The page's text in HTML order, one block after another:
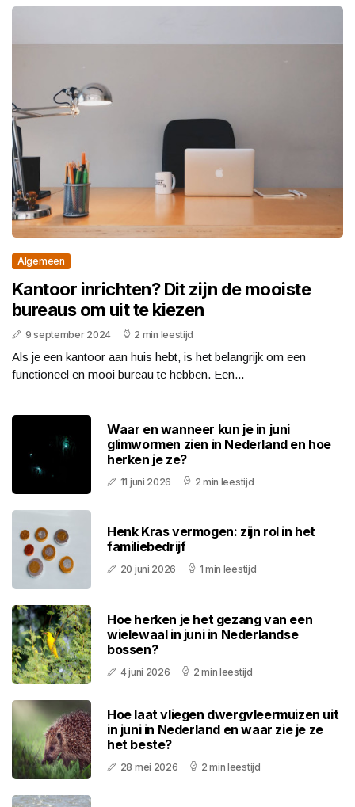
Algemeen
Kantoor inrichten? Dit zijn de mooiste
bureaus om uit te kiezen
9 september 2024 2 min leestijd
Als je een kantoor aan huis hebt, is het belangrijk om een
functioneel en mooi bureau te hebben. Een...
Waar en wanneer kun je in juni
glimwormen zien in Nederland en hoe
herken je ze?
11 juni 2026 2 min leestijd
Henk Kras vermogen: zijn rol in het
familiebedrijf
20 juni 2026 1 min leestijd
Hoe herken je het gezang van een
wielewaal in juni in Nederlandse
bossen?
4 juni 2026 2 min leestijd
Hoe laat vliegen dwergvleermuizen uit
in juni in Nederland en waar zie je ze
het beste?
28 mei 2026 2 min leestijd